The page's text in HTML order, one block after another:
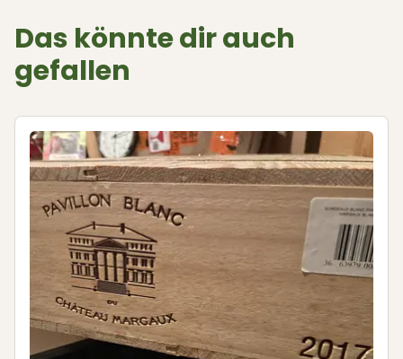
Das könnte dir auch
gefallen